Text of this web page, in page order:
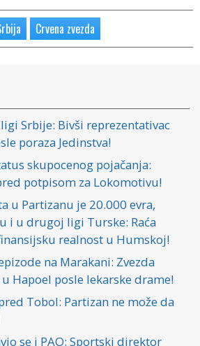
Crvena zvezda
Srbije: Bivši reprezentativac
poraza Jedinstva!
skupocenog pojačanja:
potpisom za Lokomotivu!
u Partizanu je 20.000 evra,
i u drugoj ligi Turske: Raća
realnost u Humskoj!
na Marakani: Zvezda
Hapoel posle lekarske drame!
Tobol: Partizan ne može da
se i PAO: Sportski direktor